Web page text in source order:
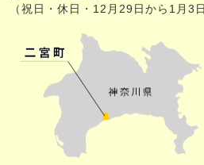
（祝日・休日・12月29日から1月3